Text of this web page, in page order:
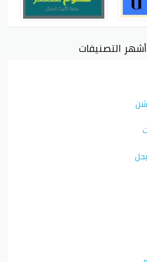
أشهر التصنيفات